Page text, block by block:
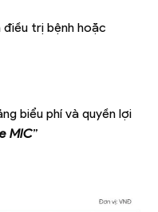
trị bệnh hoặc
biểu phí và quyền lợi
MIC”